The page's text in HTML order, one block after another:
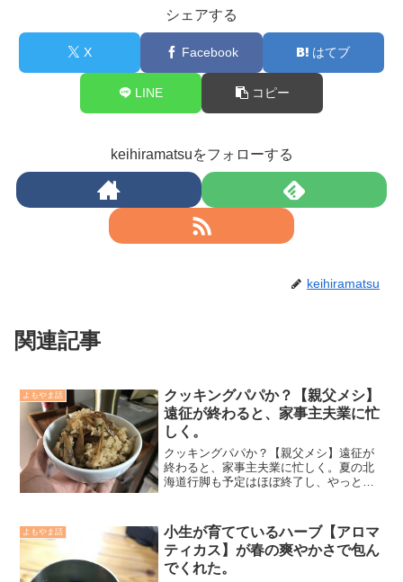
シェアする
X Facebook はてブ
LINE コピー
keihiramatsuをフォローする
keihiramatsu
関連記事
よもやま話
クッキングパパか？【親父メシ】
遠征が終わると、家事主夫業に忙
しく。
クッキングパパか？【親父メシ】遠征が
終わると、家事主夫業に忙しく。夏の北
海道行脚も予定はほぼ終了し、やっと自
歩以外にも「クッキング」を楽しみなが
ら女房の手助けをする様に...
よもやま話
小生が育てているハーブ【アロマ
ティカス】が春の爽やかさで包ん
でくれた。